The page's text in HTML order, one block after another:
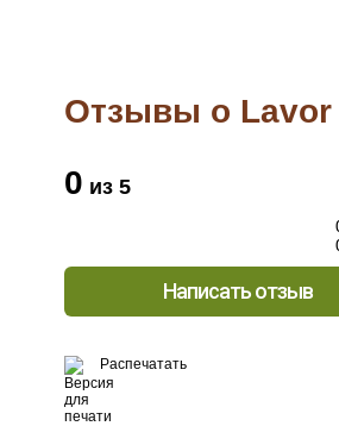
Отзывы о Lavor
0 из 5
Написать отзыв
Распечатать